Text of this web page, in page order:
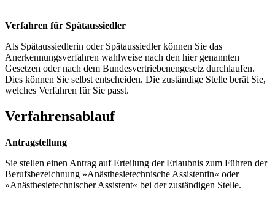
Verfahren für Spätaussiedler
Als Spätaussiedlerin oder Spätaussiedler können Sie das
Anerkennungsverfahren wahlweise nach den hier genannten
Gesetzen oder nach dem Bundesvertriebenengesetz durchlaufen.
Dies können Sie selbst entscheiden. Die zuständige Stelle berät Sie,
welches Verfahren für Sie passt.
Verfahrensablauf
Antragstellung
Sie stellen einen Antrag auf Erteilung der Erlaubnis zum Führen der
Berufsbezeichnung »Anästhesietechnische Assistentin« oder
»Anästhesietechnischer Assistent« bei der zuständigen Stelle.